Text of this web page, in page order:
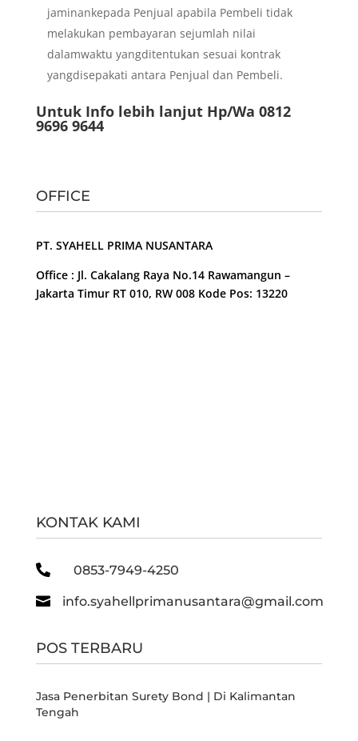
jaminankepada Penjual apabila Pembeli tidak
melakukan pembayaran sejumlah nilai
dalamwaktu yangditentukan sesuai kontrak
yangdisepakati antara Penjual dan Pembeli.
Untuk Info lebih lanjut Hp/Wa 0812
9696 9644
OFFICE
PT. SYAHELL PRIMA NUSANTARA
Office : Jl. Cakalang Raya No.14 Rawamangun –
Jakarta Timur RT 010, RW 008 Kode Pos: 13220
KONTAK KAMI
 0853-7949-4250
 info.syahellprimanusantara@gmail.com
POS TERBARU
Jasa Penerbitan Surety Bond | Di Kalimantan
Tengah